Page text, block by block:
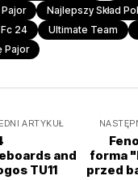
Pajor
Najlepszy Skład
24
Ultimate Team
Pajor
ARTYKUŁ
and
TU11
forma
przed